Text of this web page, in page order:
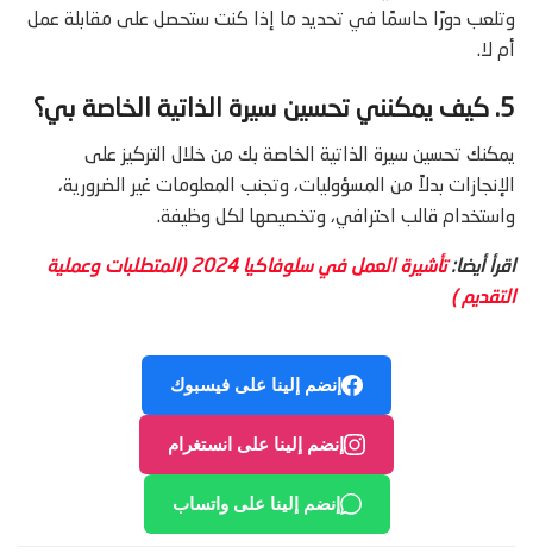
وتلعب دورًا حاسمًا في تحديد ما إذا كنت ستحصل على مقابلة عمل
أم لا.
5. كيف يمكنني تحسين سيرة الذاتية الخاصة بي؟
يمكنك تحسين سيرة الذاتية الخاصة بك من خلال التركيز على
الإنجازات بدلاً من المسؤوليات، وتجنب المعلومات غير الضرورية،
واستخدام قالب احترافي، وتخصيصها لكل وظيفة.
اقرأ أيضا:
تأشيرة العمل في سلوفاكيا 2024 (المتطلبات وعملية
التقديم )
إنضم إلينا على فيسبوك
إنضم إلينا على انستغرام
إنضم إلينا على واتساب